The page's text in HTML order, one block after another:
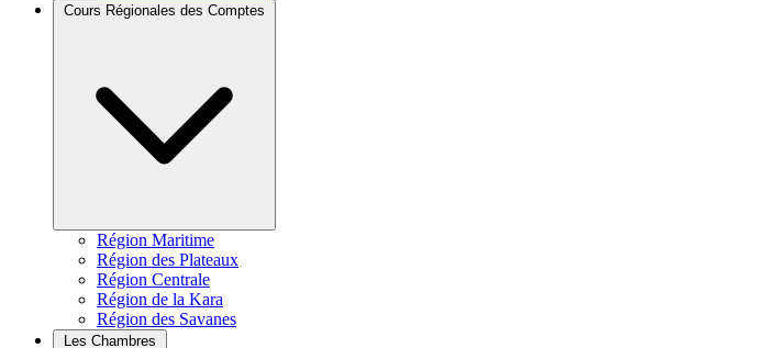
Région Maritime
Région des Plateaux
Région Centrale
Région de la Kara
Région des Savanes